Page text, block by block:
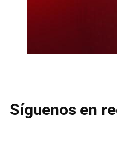
Síguenos en